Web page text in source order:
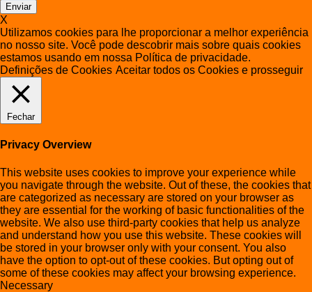
X
Utilizamos cookies para lhe proporcionar a melhor experiência
no nosso site. Você pode descobrir mais sobre quais cookies
estamos usando em nossa Política de privacidade.
Definições de Cookies Aceitar todos os Cookies e prosseguir
Fechar
Privacy Overview
This website uses cookies to improve your experience while
you navigate through the website. Out of these, the cookies that
are categorized as necessary are stored on your browser as
they are essential for the working of basic functionalities of the
website. We also use third-party cookies that help us analyze
and understand how you use this website. These cookies will
be stored in your browser only with your consent. You also
have the option to opt-out of these cookies. But opting out of
some of these cookies may affect your browsing experience.
Necessary